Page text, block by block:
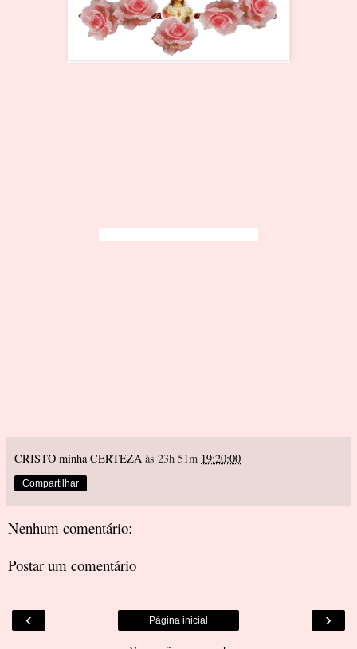
CRISTO minha CERTEZA às 23h 51m 19:20:00
Compartilhar
Nenhum comentário:
Postar um comentário
‹ ›
Página inicial